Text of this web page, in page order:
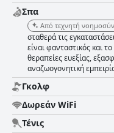
Σπα
Από τεχνητή
σταθερά τις
είναι φανταστικός και
θεραπείες ευεξίας,
αναζωογονητική
Γκολφ
Δωρεάν WiFi
Τένις